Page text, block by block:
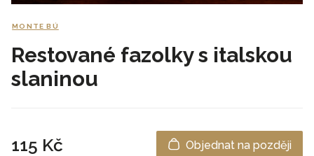
MONTE BÚ
Restované fazolky s italskou
slaninou
115 Kč Objednat na později